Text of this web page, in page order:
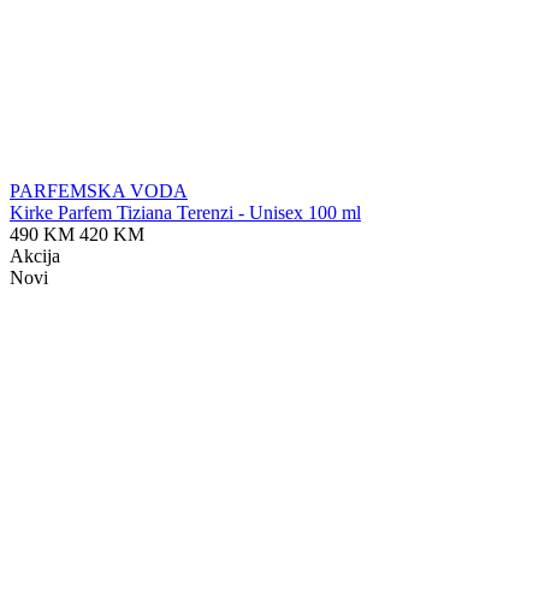
PARFEMSKA VODA
Kirke Parfem Tiziana Terenzi - Unisex 100 ml
490 KM 420 KM
Akcija
Novi